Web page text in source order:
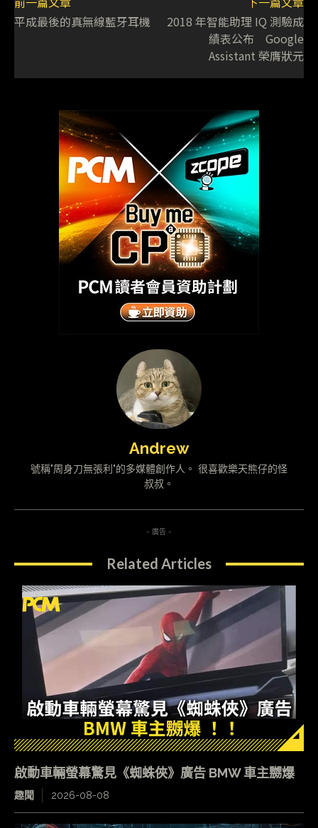
平成最後的真無線藍牙耳機
2018 年智能助理 IQ 測驗成
績表公布 Google
Assistant 榮膺狀元
Andrew
號稱"周身刀無張利"的多媒體創作人。 很喜歡樂天熊仔的怪
叔叔。
- 廣告 -
Related Articles
啟動車輛螢幕驚見《蜘蛛俠》廣告 BMW 車主嬲爆
趣聞 2026-08-08